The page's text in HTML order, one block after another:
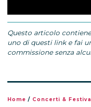
Questo articolo
uno di questi link e fai
commissione senza
Home / Concerti & Festival